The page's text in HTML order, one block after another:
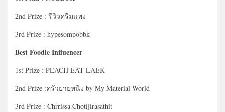
2nd Prize : รีวิวครีมแพง
3rd Prize : hypesompobbk
Best Foodie Influencer
1st Prize : PEACH EAT LAEK
2nd Prize :ครัวยายหนิง by My Material World
3rd Prize : Chrrissa Chotijirasathit